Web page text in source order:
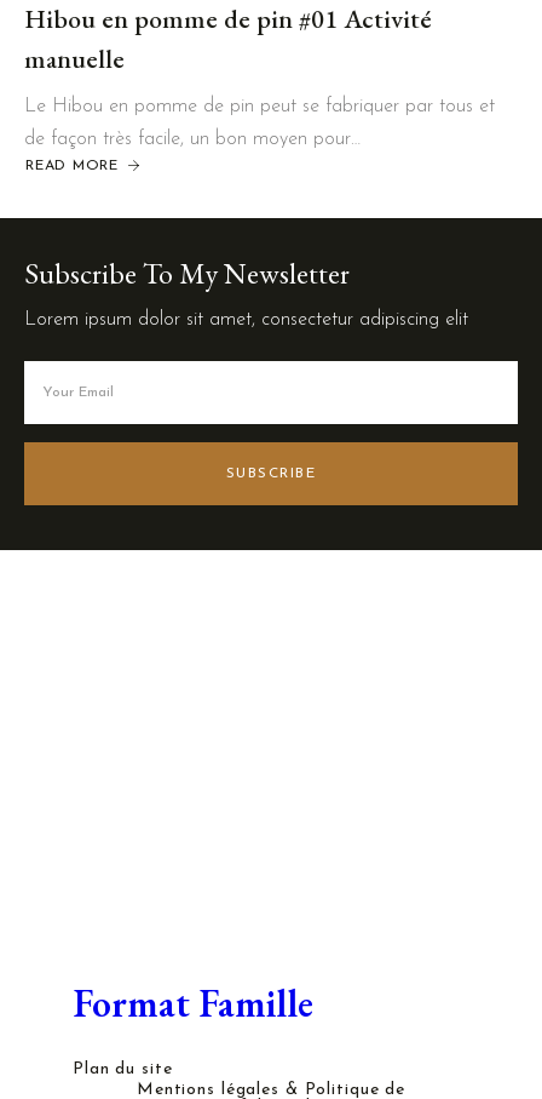
Hibou en pomme de pin #01 Activité
manuelle
Le Hibou en pomme de pin peut se fabriquer par tous et
de façon très facile, un bon moyen pour…
READ MORE
Subscribe To My Newsletter
Lorem ipsum dolor sit amet, consectetur adipiscing elit
SUBSCRIBE
Format Famille
Plan du site
Mentions légales & Politique de